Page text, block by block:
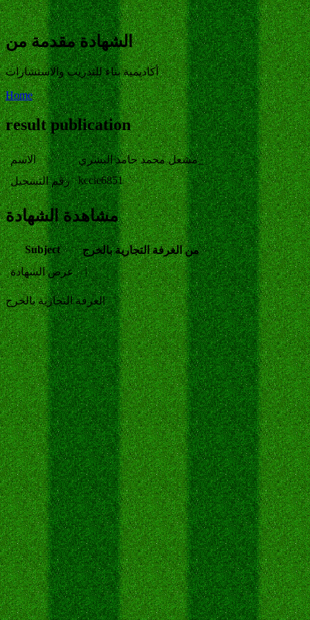
الشهادة مقدمة من
أكاديمية بناء للتدريب والاستشارات
Home
result publication
الاسم
مشعل محمد حامد البشري_
رقم التسجيل
kccie6851
مشاهدة الشهادة
Subject
من الغرفة التجارية بالخرج
عرض الشهادة
|
الغرفة التجارية بالخرج